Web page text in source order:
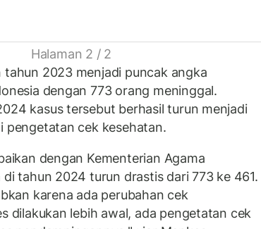
Halaman 2 / 2
tahun 2023 menjadi puncak angka
dengan 773 orang meninggal.
kasus tersebut berhasil turun menjadi
pengetatan cek kesehatan.
dengan Kementerian Agama
di tahun 2024 turun drastis dari 773 ke 461.
karena ada perubahan cek
dilakukan lebih awal, ada pengetatan cek